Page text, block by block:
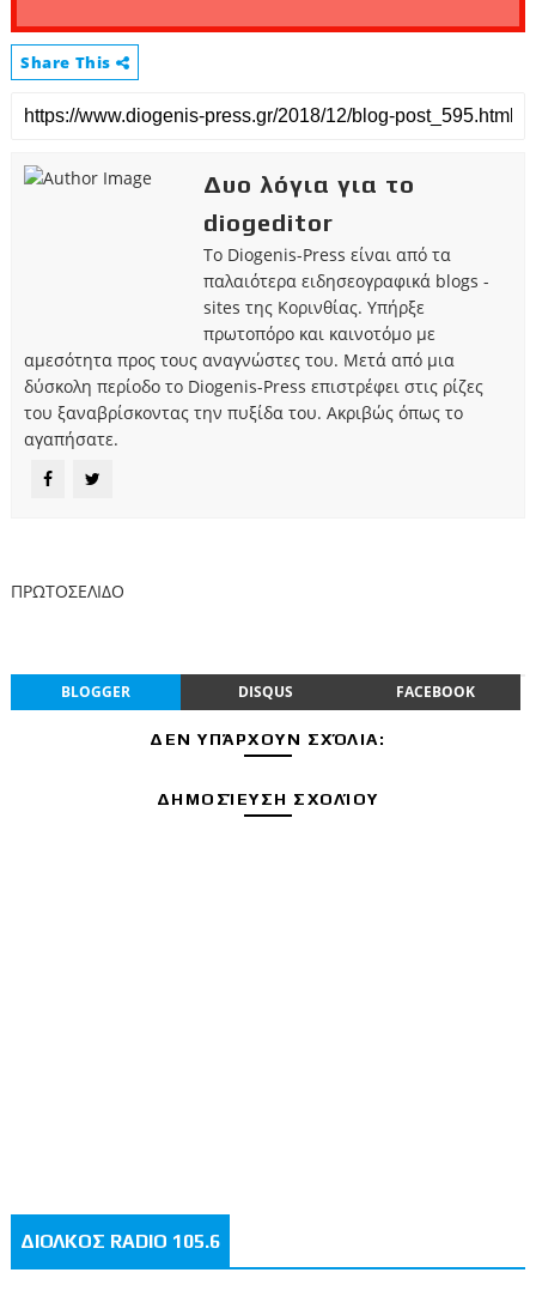
Share This
Δυο λόγια για το
diogeditor
Το Diogenis-Press είναι από τα
παλαιότερα ειδησεογραφικά blogs -
sites της Κορινθίας. Υπήρξε
πρωτοπόρο και καινοτόμο με
αμεσότητα προς τους αναγνώστες του. Μετά από μια
δύσκολη περίοδο το Diogenis-Press επιστρέφει στις ρίζες
του ξαναβρίσκοντας την πυξίδα του. Ακριβώς όπως το
αγαπήσατε.
ΠΡΩΤΟΣΕΛΙΔΟ
BLOGGER DISQUS FACEBOOK
ΔΕΝ ΥΠΆΡΧΟΥΝ ΣΧΌΛΙΑ:
ΔΗΜΟΣΊΕΥΣΗ ΣΧΟΛΊΟΥ
ΔΙΟΛΚΟΣ RADIO 105.6